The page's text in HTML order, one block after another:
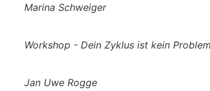
Marina Schweiger
Workshop - Dein Zyklus ist kein
Jan Uwe Rogge